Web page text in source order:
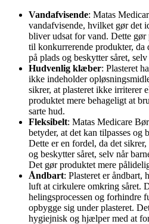
Vandafvisende: Matas
vandafvisende, hvilket gør det
bliver udsat for vand. Dette
til konkurrerende produkter, da
på plads og beskytter såret,
Hudvenlig klæber: Plasteret
ikke indeholder
sikrer, at plasteret ikke irriterer
produktet mere behageligt at
sarte hud.
Fleksibelt: Matas Medicare
betyder, at det kan tilpasses og
Dette er en fordel, da det
og beskytter såret, selv når
Det gør produktet mere
Åndbart: Plasteret er åndbart,
luft at cirkulere omkring såret.
helingsprocessen og forhindre
opbygge sig under plasteret.
hygiejnisk og hjælper med at